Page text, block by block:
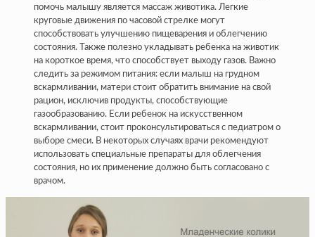
помочь малышу является массаж животика. Легкие
круговые движения по часовой стрелке могут
способствовать улучшению пищеварения и облегчению
состояния. Также полезно укладывать ребенка на животик
на короткое время, что способствует выходу газов. Важно
следить за режимом питания: если малыш на грудном
вскармливании, матери стоит обратить внимание на свой
рацион, исключив продукты, способствующие
газообразованию. Если ребенок на искусственном
вскармливании, стоит проконсультироваться с педиатром о
выборе смеси. В некоторых случаях врачи рекомендуют
использовать специальные препараты для облегчения
состояния, но их применение должно быть согласовано с
врачом.